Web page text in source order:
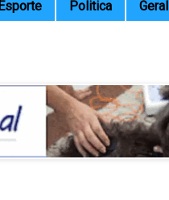
Politica Geral